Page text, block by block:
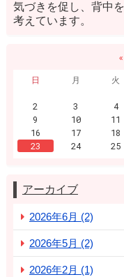
気づきを促し、背中
考えています。
日
月 火
2
3 4
9
10 11
16
17 18
23
24 25
アーカイブ
2026年6月 (2)
2026年5月 (2)
2026年2月 (1)